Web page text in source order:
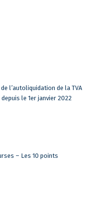
sa pratique et le cabinet
Décideurs. Depuis
français, le cabinet au
des experts
de formation que ce
l’autoliquidation de la TVA
le 1er janvier 2022
– Les 10 points